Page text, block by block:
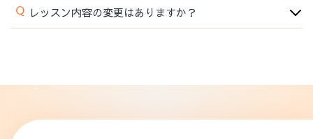
Q レッスン内容の変更はありますか？